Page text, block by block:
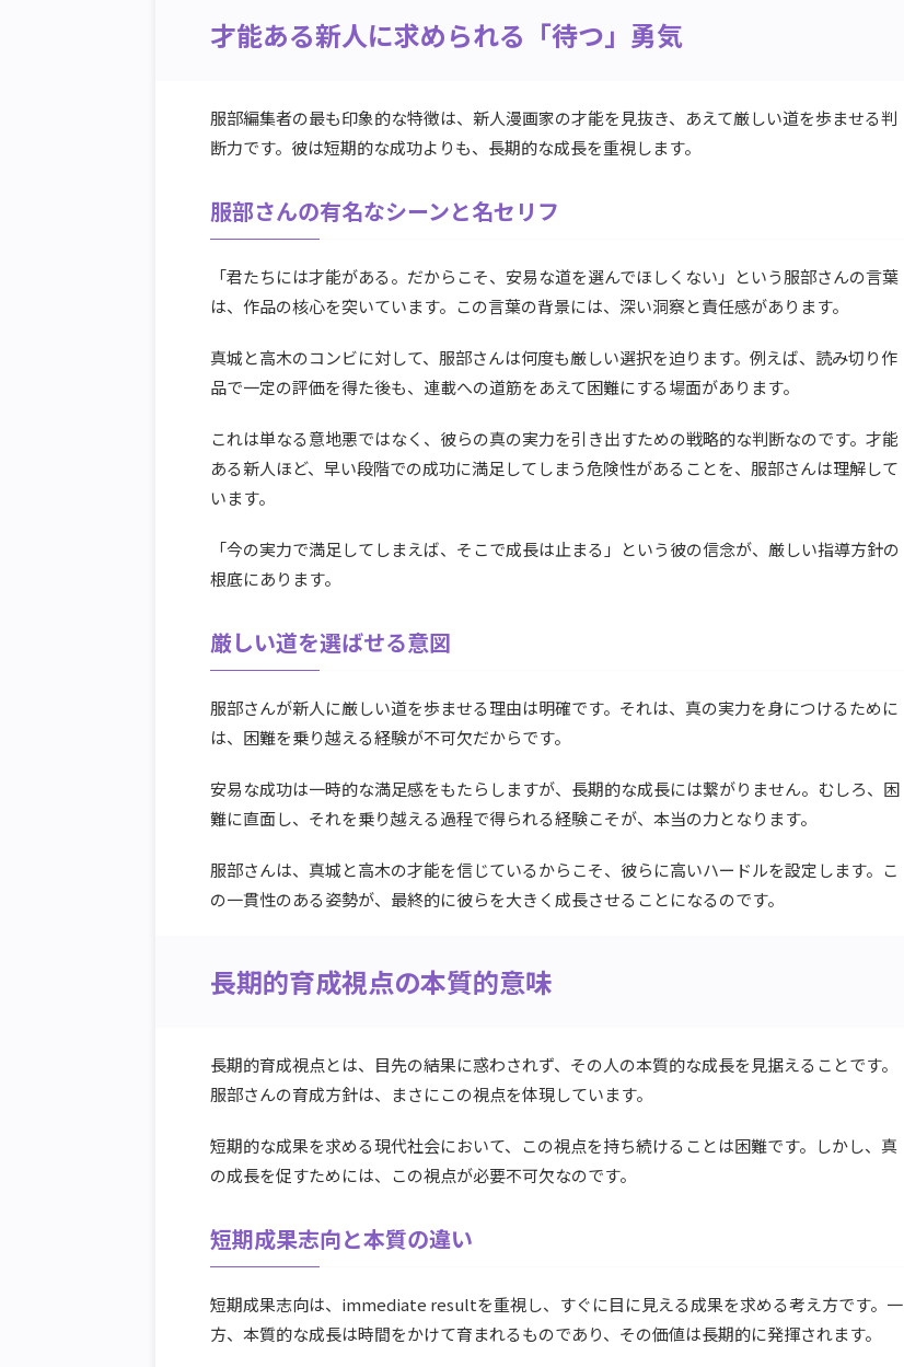
才能ある新人に求められる「待つ」勇気
服部編集者の最も印象的な特徴は、新人漫画家の才能を見抜き、あえて厳しい道を歩ませる判
断力です。彼は短期的な成功よりも、長期的な成長を重視します。
服部さんの有名なシーンと名セリフ
「君たちには才能がある。だからこそ、安易な道を選んでほしくない」という服部さんの言葉
は、作品の核心を突いています。この言葉の背景には、深い洞察と責任感があります。
真城と高木のコンビに対して、服部さんは何度も厳しい選択を迫ります。例えば、読み切り作
品で一定の評価を得た後も、連載への道筋をあえて困難にする場面があります。
これは単なる意地悪ではなく、彼らの真の実力を引き出すための戦略的な判断なのです。才能
ある新人ほど、早い段階での成功に満足してしまう危険性があることを、服部さんは理解して
います。
「今の実力で満足してしまえば、そこで成長は止まる」という彼の信念が、厳しい指導方針の
根底にあります。
厳しい道を選ばせる意図
服部さんが新人に厳しい道を歩ませる理由は明確です。それは、真の実力を身につけるために
は、困難を乗り越える経験が不可欠だからです。
安易な成功は一時的な満足感をもたらしますが、長期的な成長には繋がりません。むしろ、困
難に直面し、それを乗り越える過程で得られる経験こそが、本当の力となります。
服部さんは、真城と高木の才能を信じているからこそ、彼らに高いハードルを設定します。こ
の一貫性のある姿勢が、最終的に彼らを大きく成長させることになるのです。
長期的育成視点の本質的意味
長期的育成視点とは、目先の結果に惑わされず、その人の本質的な成長を見据えることです。
服部さんの育成方針は、まさにこの視点を体現しています。
短期的な成果を求める現代社会において、この視点を持ち続けることは困難です。しかし、真
の成長を促すためには、この視点が必要不可欠なのです。
短期成果志向と本質の違い
短期成果志向は、immediate resultを重視し、すぐに目に見える成果を求める考え方です。一
方、本質的な成長は時間をかけて育まれるものであり、その価値は長期的に発揮されます。